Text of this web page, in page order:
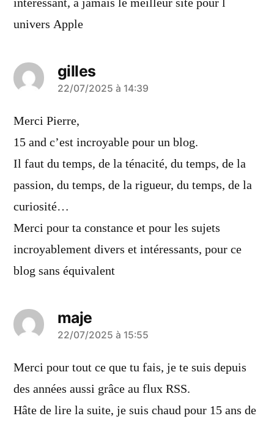
intéressant, à jamais le meilleur site pour l
univers Apple
gilles
a
dit :
22/07/2025 à 14:39
Merci Pierre,
15 and c’est incroyable pour un blog.
Il faut du temps, de la ténacité, du temps, de la
passion, du temps, de la rigueur, du temps, de la
curiosité…
Merci pour ta constance et pour les sujets
incroyablement divers et intéressants, pour ce
blog sans équivalent
maje
a
dit :
22/07/2025 à 15:55
Merci pour tout ce que tu fais, je te suis depuis
des années aussi grâce au flux RSS.
Hâte de lire la suite, je suis chaud pour 15 ans de